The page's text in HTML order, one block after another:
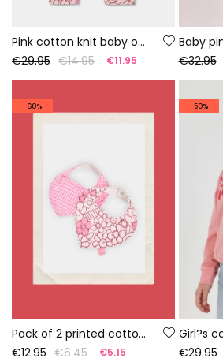
Pink cotton knit baby outfit
€29.95 €14.95 €11.95
Baby
€32.95
-60%
Pack of 2 printed cotton baby bibs
€12.95 €6.45 €5.15
-50%
€29.95